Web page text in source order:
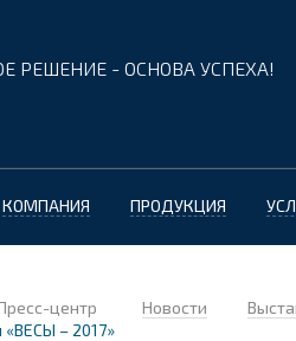
РЕШЕНИЕ - ОСНОВА УСПЕХА!
КОМПАНИЯ ПРОДУКЦИЯ
центр Новости
– 2017»